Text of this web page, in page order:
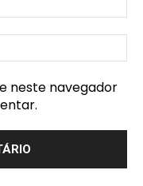
neste navegador